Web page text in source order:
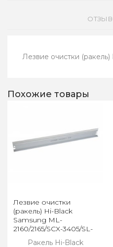
Лезвие очистки (ракель)
Похожие товары
Лезвие очистки
(ракель) Hi-Black
Samsung ML-
2160/2165/SCX-3405/SL-
M2020/2070
Ракель Hi-Black